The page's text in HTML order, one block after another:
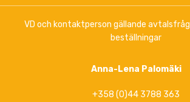
VD och kontaktperson gällande
beställningar
Anna-Lena Palomäki
+358 (0)44 3788 363